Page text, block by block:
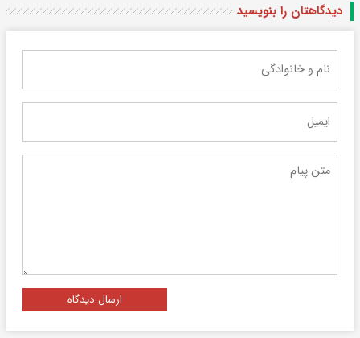
دیدگاهتان را بنویسید
ارسال دیدگاه